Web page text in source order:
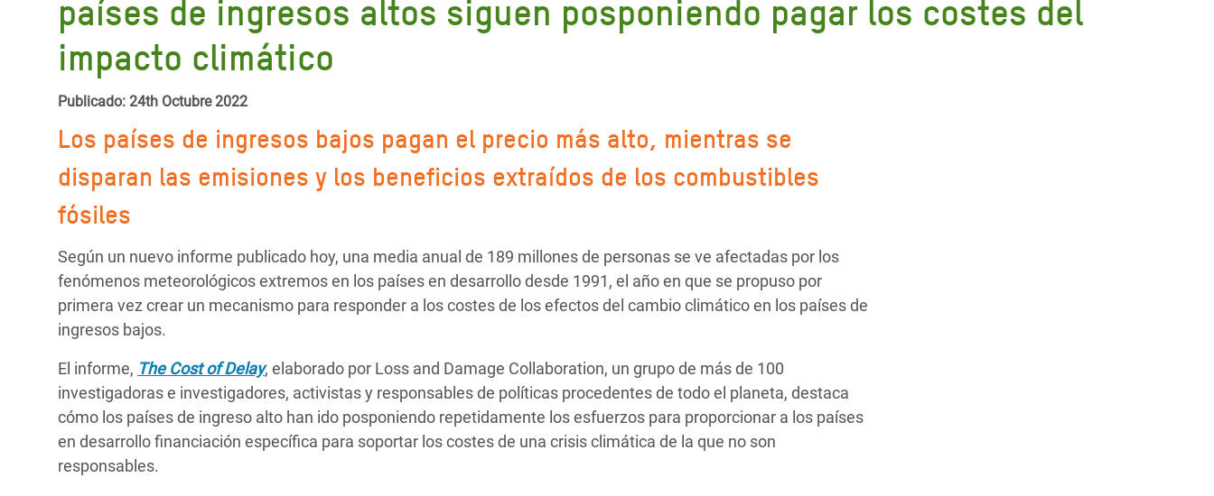
Conflictos y Desastres
Desigualdad Extrema y
Servicios Sociales Básicos
Inequality and Rights in a
Digital Age
Gender, Rights, and Justice
Crisis Climática y Alimentaria
Crisis de Refugiados Rohinyá
en Bangladesh
#ActuaPorElClima
Erradiquemos el Sufrimiento Humano que
se Oculta tras los Alimentos
mujeres y niñas
ayuda
a
la
navegación
países de ingresos altos siguen posponiendo pagar los costes del
impacto climático
Publicado: 24th Octubre 2022
Los países de ingresos bajos pagan el precio más alto, mientras se
disparan las emisiones y los beneficios extraídos de los combustibles
fósiles
Según un nuevo informe publicado hoy, una media anual de 189 millones de personas se ve afectadas por los
fenómenos meteorológicos extremos en los países en desarrollo desde 1991, el año en que se propuso por
primera vez crear un mecanismo para responder a los costes de los efectos del cambio climático en los países de
ingresos bajos.
El informe, The Cost of Delay, elaborado por Loss and Damage Collaboration, un grupo de más de 100
investigadoras e investigadores, activistas y responsables de políticas procedentes de todo el planeta, destaca
cómo los países de ingreso alto han ido posponiendo repetidamente los esfuerzos para proporcionar a los países
en desarrollo financiación específica para soportar los costes de una crisis climática de la que no son
responsables.